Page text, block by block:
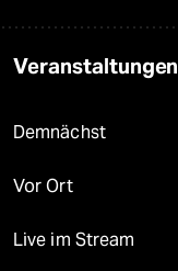
Veranstaltungen
Demnächst
Vor Ort
Live im Stream